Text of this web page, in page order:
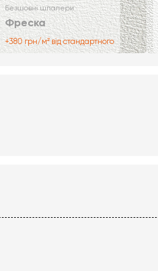
Безшовні шпалери
Фреска
+380 грн/м² від стандартного